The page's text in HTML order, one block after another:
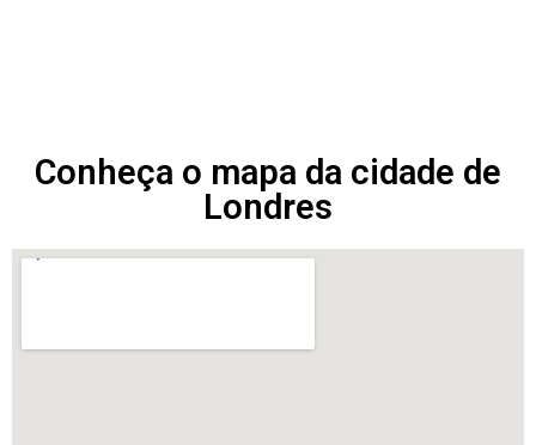
Conheça o mapa da cidade de
Londres